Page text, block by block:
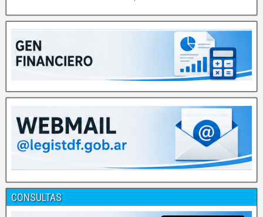
CONSULTAS